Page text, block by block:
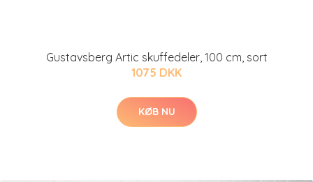
Gustavsberg Artic skuffedeler, 100 cm, sort
1075 DKK
KØB NU